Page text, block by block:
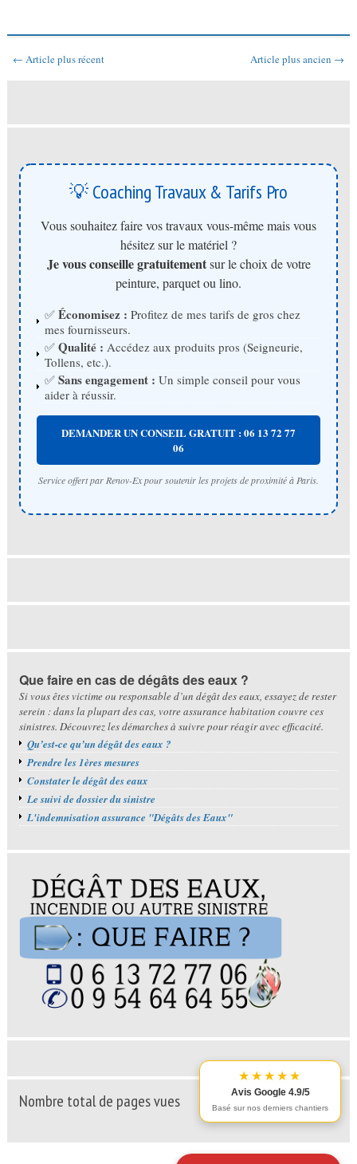
← Article plus récent Article plus ancien →
💡 Coaching Travaux & Tarifs Pro
Vous souhaitez faire vos travaux vous-même mais vous
hésitez sur le matériel ?
Je vous conseille gratuitementsur le choix de votre
peinture, parquet ou lino.
✅ Économisez : Profitez de mes tarifs de gros chez
mes fournisseurs.
✅ Qualité : Accédez aux produits pros (Seigneurie,
Tollens, etc.).
✅ Sans engagement : Un simple conseil pour vous
aider à réussir.
DEMANDER UN CONSEIL GRATUIT : 06 13 72 77
06
Service offert par Renov-Ex pour soutenir les projets de proximité à Paris.
★★★★★
Avis Google 4.9/5
Basé sur nos derniers chantiers
Que faire en cas de dégâts des eaux ?
Si vous êtes victime ou responsable d’un dégât des eaux, essayez de rester
serein : dans la plupart des cas, votre assurance habitation couvre ces
sinistres. Découvrez les démarches à suivre pour réagir avec efficacité.
Qu’est-ce qu’un dégât des eaux ?
Prendre les 1ères mesures
Constater le dégât des eaux
Le suivi de dossier du sinistre
L'indemnisation assurance "Dégâts des Eaux"
Nombre total de pages vues